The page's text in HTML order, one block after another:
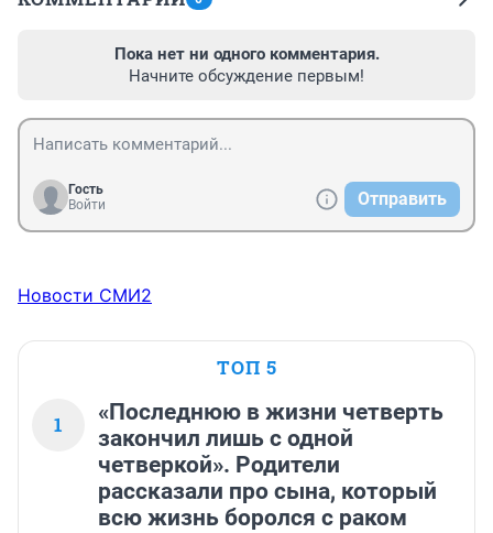
Пока нет ни одного комментария.
Начните обсуждение первым!
Гость
Войти
Отправить
Новости СМИ2
ТОП 5
1
«Последнюю в жизни четверть
закончил лишь с одной
четверкой». Родители
рассказали про сына, который
всю жизнь боролся с раком